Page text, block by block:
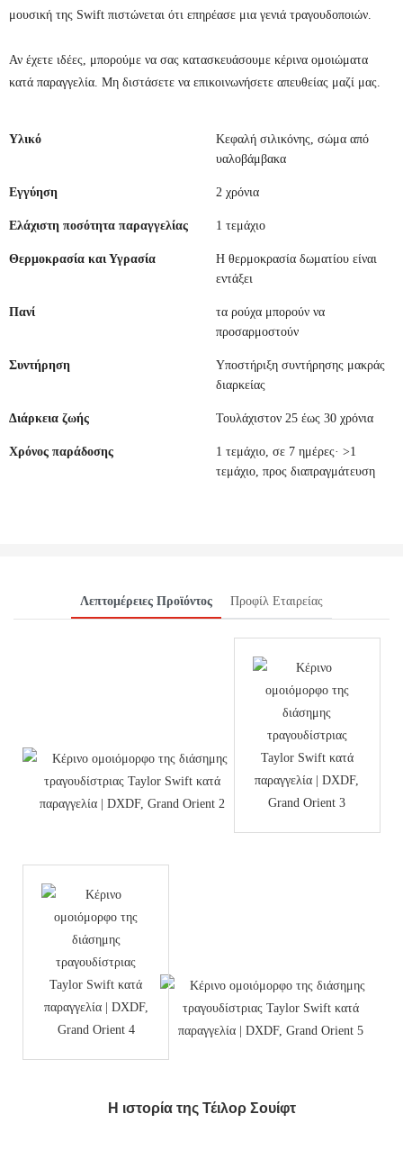
μουσική της Swift πιστώνεται ότι επηρέασε μια γενιά τραγουδοποιών.
Αν έχετε ιδέες, μπορούμε να σας κατασκευάσουμε κέρινα ομοιώματα
κατά παραγγελία. Μη διστάσετε να επικοινωνήσετε απευθείας μαζί μας.
Υλικό
Κεφαλή σιλικόνης, σώμα από
υαλοβάμβακα
Εγγύηση 2 χρόνια
Ελάχιστη ποσότητα παραγγελίας 1 τεμάχιο
Θερμοκρασία και Υγρασία
Η θερμοκρασία δωματίου είναι
εντάξει
Πανί
τα ρούχα μπορούν να
προσαρμοστούν
Συντήρηση
Υποστήριξη συντήρησης μακράς
διαρκείας
Διάρκεια ζωής Τουλάχιστον 25 έως 30 χρόνια
Χρόνος παράδοσης
1 τεμάχιο, σε 7 ημέρες· >1
τεμάχιο, προς διαπραγμάτευση
Λεπτομέρειες Προϊόντος Προφίλ Εταιρείας
Η ιστορία της Τέιλορ Σουίφτ